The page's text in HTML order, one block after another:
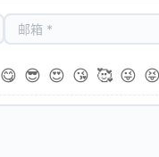
😋 😎 😍 😘 🥰 😜 😝